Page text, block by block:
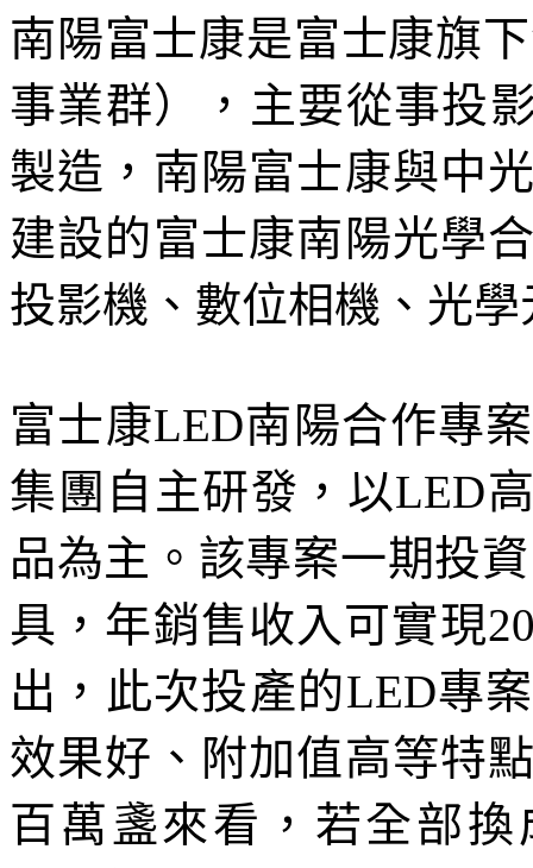
南陽富士康是富士康旗
事業群），主要從事投
製造，南陽富士康與中
建設的富士康南陽光學
投影機、數位相機、光
富士康LED南陽合作專
集團自主研發，以LED
品為主。該專案一期投
具，年銷售收入可實現
出，此次投產的LED專
效果好、附加值高等特
百萬盞來看，若全部換